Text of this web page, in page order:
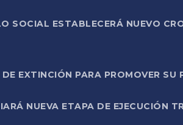
SOCIAL ESTABLECERÁ NUEVO
EXTINCIÓN PARA PROMOVER SU
NUEVA ETAPA DE EJECUCIÓN